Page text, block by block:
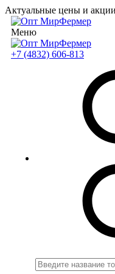
Актуальные цены и
Меню
+7 (4832) 606-813